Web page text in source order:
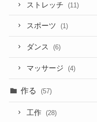
ストレッチ (11)
スポーツ (1)
ダンス (6)
マッサージ (4)
作る (57)
工作 (28)